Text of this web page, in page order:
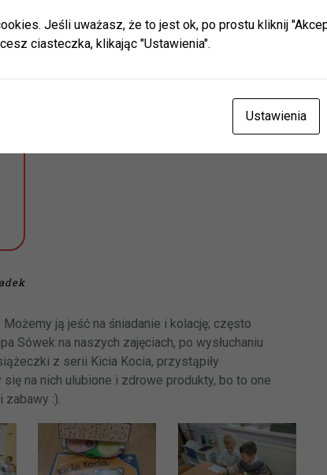
ją jeść na śniadanie i kolację; często
Sówek na naszych zajęciach, po wysłuchaniu
z serii Kicia Kocia, przystąpiły
na nich ulubione i zdrowe produkty, bo to one
zabawy :).
do naszych placówek w Herbach (ul. Lubliniecka) i
z zaplanowanymi urlopami pracowników godziny
znajdziecie Państwo na naszej stronie internetowej i
INFORMUJEMY, ŻE W DNIACH 3-14 SIERPNIA
W HERBACH PRZY UL. LUBLINIECKIEJ BĘDZIE
9:00-15:00
Jeśli uważasz, że to jest ok, po prostu kliknij
ciasteczka, klikając "Ustawienia".
Ustawienia